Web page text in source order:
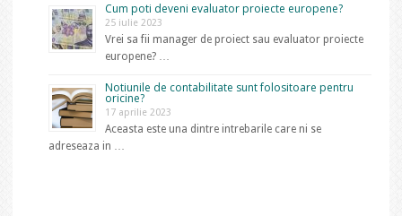
Cum poti deveni evaluator proiecte europene?
25 iulie 2023
Vrei sa fii manager de proiect sau evaluator proiecte
europene? …
Notiunile de contabilitate sunt folositoare pentru
oricine?
17 aprilie 2023
Aceasta este una dintre intrebarile care ni se
adreseaza in …